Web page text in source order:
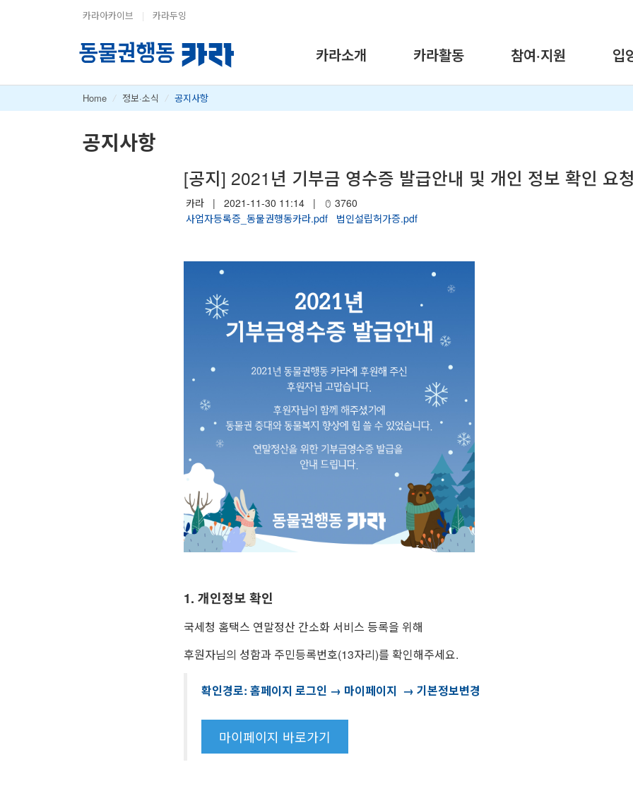
카라아카이브 | 카라두잉
카라소개 카라활동 참여·지원 입
Home / 정보·소식 / 공지사항
공지사항
[공지] 2021년 기부금 영수증 발급안내 및 개인 정보 확인 요
카라 | 2021-11-30 11:14 |
3760
사업자등록증_동물권행동카라.pdf
법인설립허가증.pdf
1. 개인정보 확인
국세청 홈택스 연말정산 간소화 서비스 등록을 위해
후원자님의 성함과 주민등록번호(13자리)를 확인해주세요.
확인경로: 홈페이지 로그인 → 마이페이지 → 기본정보변경
마이페이지 바로가기